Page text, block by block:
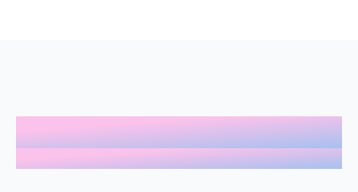
眉毛の王様とは？
About King of Eyebrows